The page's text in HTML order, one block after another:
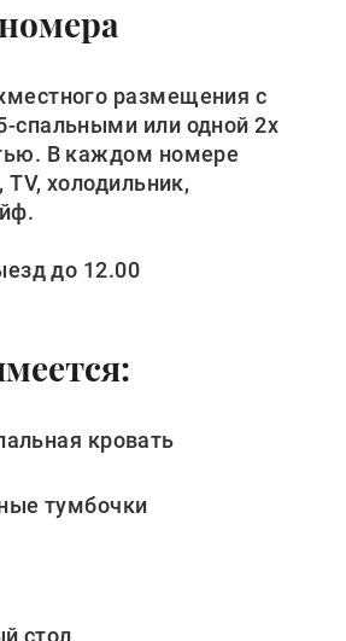
размещения с
спальными или одной 2х
В каждом номере
холодильник,
до 12.00
кровать
тумбочки
стол